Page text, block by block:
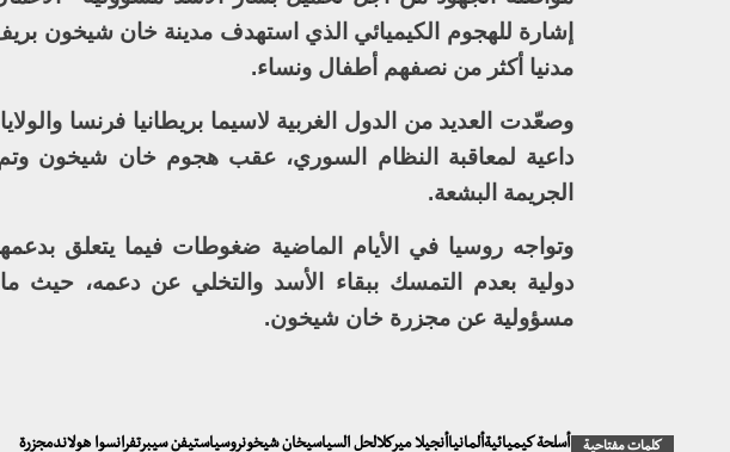
مدنيا أكثر من نصفهم أطفال ونساء.
وصعّدت العديد من الدول الغربية لاسيما بريطانيا فرنسا
داعية لمعاقبة النظام السوري، عقب هجوم خان شيخون
الجريمة البشعة.
وتواجه روسيا في الأيام الماضية ضغوطات فيما يتعلق
دولية بعدم التمسك ببقاء الأسد والتخلي عن دعمه،
مسؤولية عن مجزرة خان شيخون.
كلمات مفتاحية أسلحة كيميائيةألمانياأنجيلا ميركلالحل السياسيخان شيخونروسياستيفن سيبرتفرانسوا هولاندمجزرة